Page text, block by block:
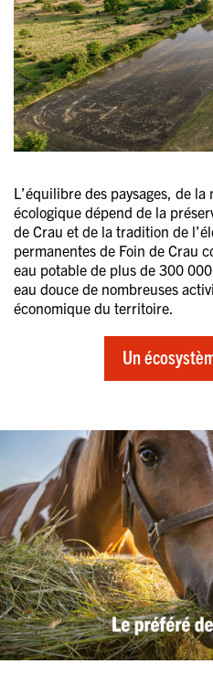
L’équilibre des paysages, de
écologique dépend de la
de Crau et de la tradition de
permanentes de Foin de Crau
eau potable de plus de 300
eau douce de nombreuses
économique du territoire.
Un